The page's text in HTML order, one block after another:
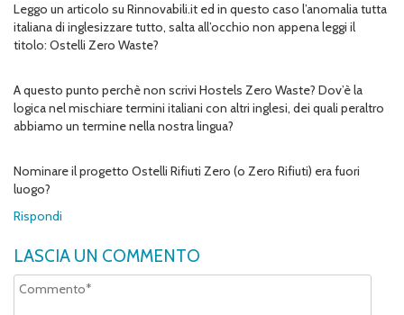
Leggo un articolo su Rinnovabili.it ed in questo caso l’anomalia tutta
italiana di inglesizzare tutto, salta all’occhio non appena leggi il
titolo: Ostelli Zero Waste?
A questo punto perchè non scrivi Hostels Zero Waste? Dov’è la
logica nel mischiare termini italiani con altri inglesi, dei quali peraltro
abbiamo un termine nella nostra lingua?
Nominare il progetto Ostelli Rifiuti Zero (o Zero Rifiuti) era fuori
luogo?
Rispondi
LASCIA UN COMMENTO